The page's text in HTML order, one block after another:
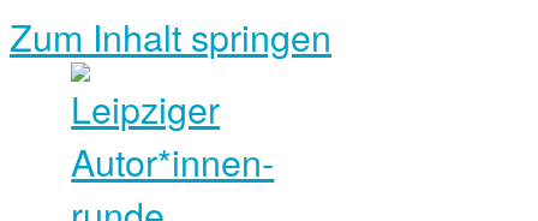
Zum Inhalt springen